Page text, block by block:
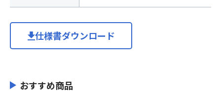
仕様書ダウンロード
おすすめ商品